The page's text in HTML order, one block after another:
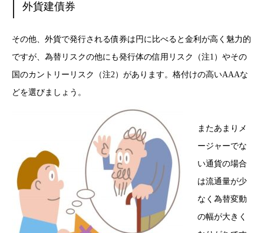
外貨建債券
その他、外貨で発行される債券は円に比べると金利が高く魅力的
ですが、為替リスクの他にも発行体の信用リスク（注1）やその
国のカントリーリスク（注2）があります。格付けの高いAAAな
どを選びましょう。
またあまりメ
ージャーでな
い通貨の場合
は流通量が少
なく為替変動
の幅が大きく